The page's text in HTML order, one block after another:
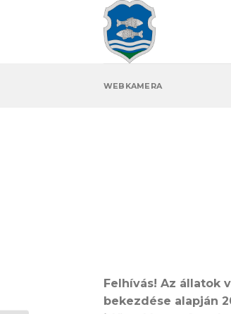
WEBKAMERA
Felhívás! Az állatok
bekezdése alapján